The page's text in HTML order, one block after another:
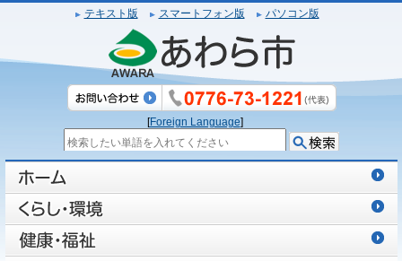
テキスト版 スマートフォン版 パソコン版
[Foreign Language]